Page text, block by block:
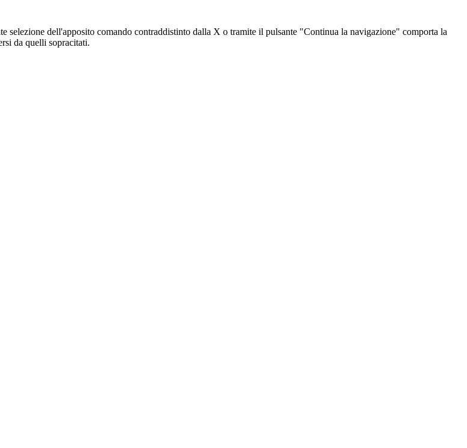
selezione dell'apposito comando contraddistinto dalla X o tramite il pulsante "Continua la navigazione" comporta la
da quelli sopracitati.